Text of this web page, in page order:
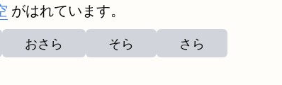
がはれています。
おさら そら さら